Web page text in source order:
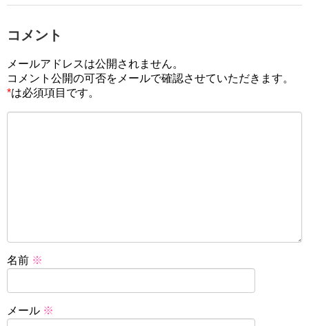
コメント
メールアドレスは公開されません。
コメント公開の可否をメールで確認させていただきます。
*は必須項目です。
名前 ※
メール ※